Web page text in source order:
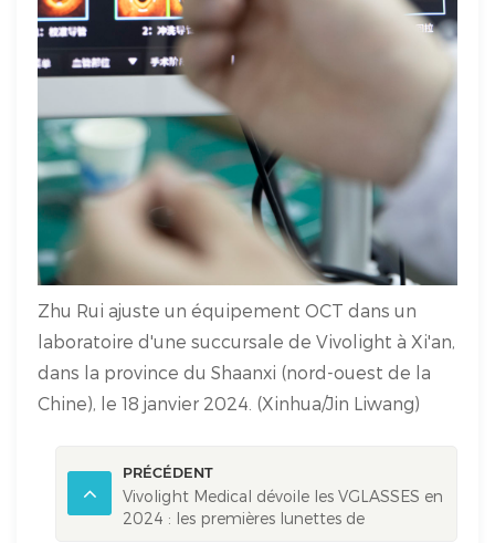
Zhu Rui ajuste un équipement OCT dans un
laboratoire d'une succursale de Vivolight à Xi'an,
dans la province du Shaanxi (nord-ouest de la
Chine), le 18 janvier 2024. (Xinhua/Jin Liwang)
PRÉCÉDENT
Vivolight Medical dévoile les VGLASSES en
2024 : les premières lunettes de